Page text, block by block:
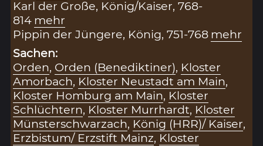
Karl der Große, König/Kaiser, 768-
814 mehr
Pippin der Jüngere, König, 751-768 mehr
Sachen:
Orden, Orden (Benediktiner), Kloster
Amorbach, Kloster Neustadt am Main,
Kloster Homburg am Main, Kloster
Schlüchtern, Kloster Murrhardt, Kloster
Münsterschwarzach, König (HRR)/ Kaiser,
Erzbistum/ Erzstift Mainz, Kloster